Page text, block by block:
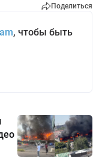
Поделиться
, чтобы быть